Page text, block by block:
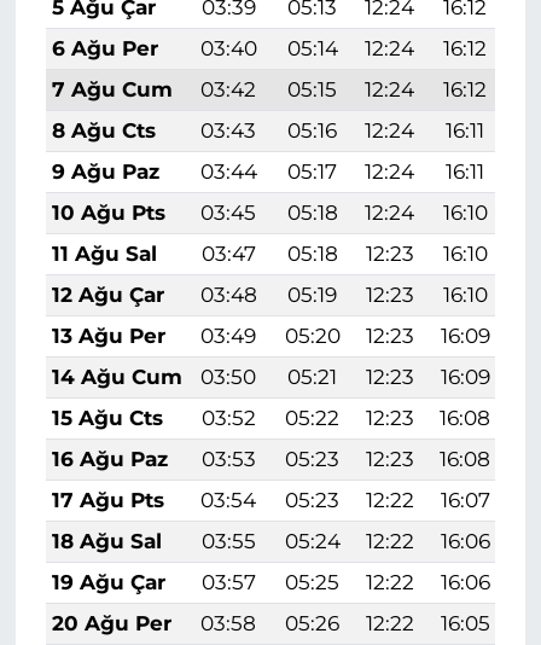
5 Ağu Çar
03:39 05:13 12:24 16:12
6 Ağu Per
03:40 05:14 12:24 16:12
7 Ağu Cum
03:42 05:15 12:24 16:12
8 Ağu Cts
03:43 05:16 12:24 16:11
9 Ağu Paz
03:44 05:17 12:24 16:11
10 Ağu Pts
03:45 05:18 12:24 16:10
11 Ağu Sal
03:47 05:18 12:23 16:10
12 Ağu Çar
03:48 05:19 12:23 16:10
13 Ağu Per
03:49 05:20 12:23 16:09
14 Ağu Cum
03:50 05:21 12:23 16:09
15 Ağu Cts
03:52 05:22 12:23 16:08
16 Ağu Paz
03:53 05:23 12:23 16:08
17 Ağu Pts
03:54 05:23 12:22 16:07
18 Ağu Sal
03:55 05:24 12:22 16:06
19 Ağu Çar
03:57 05:25 12:22 16:06
20 Ağu Per
03:58 05:26 12:22 16:05